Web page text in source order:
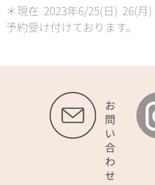
＊現在 2023年6/25(日) 26(月
予約受け付けております。
お
問
い
合
わ
せ